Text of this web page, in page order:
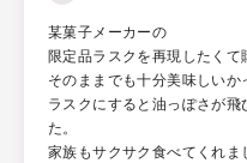
某菓子メーカーの
限定品ラスクを再現したくて
そのままでも十分美味しいか
ラスクにすると油っぽさが
た。
家族もサクサク食べてくれま